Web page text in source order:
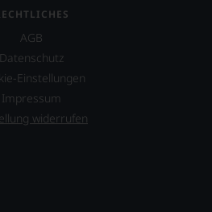
AGB
Datenschutz
Einstellungen
Impressum
widerrufen